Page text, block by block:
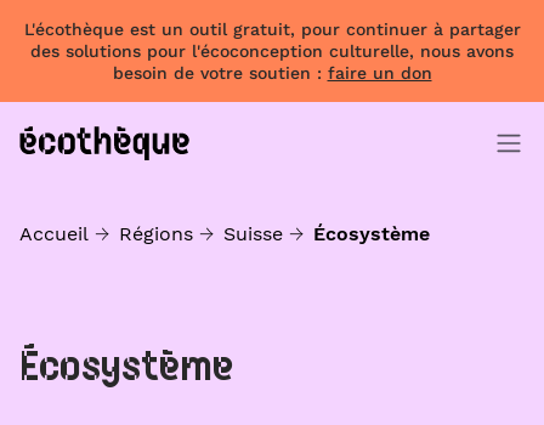
L'écothèque est un outil gratuit, pour continuer à partager
des solutions pour l'écoconception culturelle, nous avons
besoin de votre soutien : faire un don
Accueil Régions Suisse Écosystème
Écosystème